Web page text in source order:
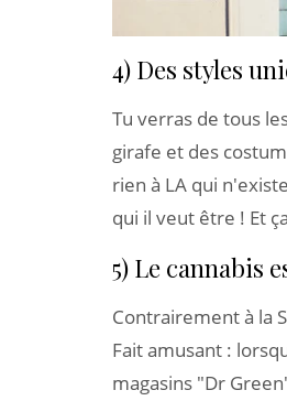
4) Des styles
Tu verras de tous
girafe et des
rien à LA qui
qui il veut être ! Et
5) Le cannabis
Contrairement à la
Fait amusant :
magasins "Dr